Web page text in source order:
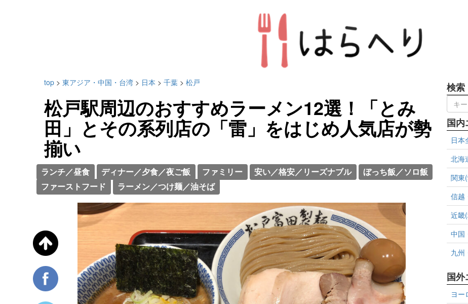
top > 東アジア・中国・台湾 > 日本 > 千葉 > 松戸
松戸駅周辺のおすすめラーメン12選！「とみ
田」とその系列店の「雷」をはじめ人気店が勢
揃い
ランチ／昼食 ディナー／夕食／夜ご飯 ファミリー 安い／格安／リーズナブル
ぼっち飯／ソロ飯
ファーストフード
ラーメン／つけ麺／油そば
検索
国内
日本
北海
関東
信越
近畿
中国
九州
国外
ヨー